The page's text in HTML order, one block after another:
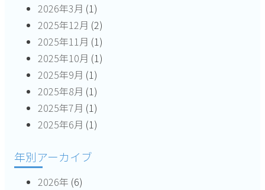
2026年3月 (1)
2025年12月 (2)
2025年11月 (1)
2025年10月 (1)
2025年9月 (1)
2025年8月 (1)
2025年7月 (1)
2025年6月 (1)
年別アーカイブ
2026年 (6)